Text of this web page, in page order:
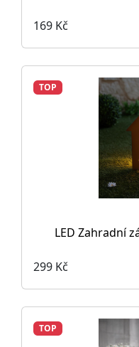
169 Kč
TOP
LED Zahradní
299 Kč
TOP